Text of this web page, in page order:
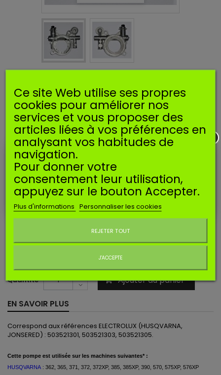
JONSERED 503521305
RéférenceSPPEHHUS372 Manufacturer:SOSMEMBRANES
EAN13:3665634000917
Pompe à huile compatible pour tronçonneuse HUSQVARNA,
JONSERED.
Pour HUSQVARNA 362, 365, 371, 372, 372XP, 385, 385XP, 390, 570,
575XP, 576XP.
Disponible
Attention : dernières pièces disponibles !
Quantité Ajouter au panier
EN SAVOIR PLUS
Correspond aux références ELECTROLUX (HUSQVARNA,
JONSERED) : 503521301, 503521303, 503521305.
Cette pompe est utilisée sur les machines suivantes* :
HUSQVARNA : 362, 365, 371, 372, 372XP, 385, 385XP, 390, 570, 575XP, 576XP
Ce site Web utilise ses propres
cookies pour améliorer nos
services et vous proposer des
articles liées à vos préférences en
analysant vos habitudes de
navigation.
Pour donner votre
consentement leur utilisation,
appuyez sur le bouton Accepter.
Plus d'informations Personnaliser les cookies
REJETER TOUT
J'ACCEPTE